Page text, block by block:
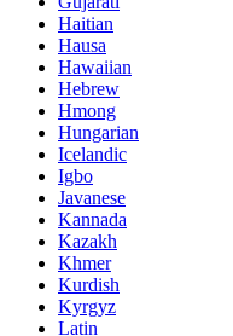
Haitian
Hausa
Hawaiian
Hebrew
Hmong
Hungarian
Icelandic
Igbo
Javanese
Kannada
Kazakh
Khmer
Kurdish
Kyrgyz
Latin